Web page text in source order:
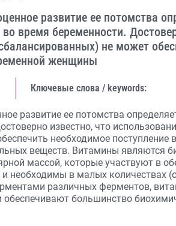
развитие ее потомства
время беременности.
не может
женщины
Ключевые слова / keywords:
развитие ее потомства
известно, что
необходимое поступление
веществ. Витамины являются
массой, которые участвуют в
необходимы в малых количествах
различных ферментов,
обеспечивают большинство